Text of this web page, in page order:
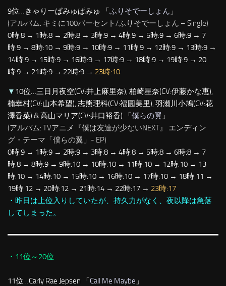
9位…きゃりーぱみゅぱみゅ 「ふりそでーしょん 」
(アルバム: キミに100パーセント/ふりそでーしょん – Single)
0時:8 → 1時:8 → 2時:8 → 3時:9 → 4時:9 → 5時:9 → 6時:9 → 7
時:9 → 8時:10 → 9時:9 → 10時:9 → 11時:9 → 12時:9 → 13時:9 →
14時:9 → 15時:9 → 16時:9 → 17時:9 → 18時:9 → 19時:9 → 20
時:9 → 21時:9 → 22時:9 → 23時:10
▼ 10位…三日月夜空(CV:井上麻里奈), 柏崎星奈(CV:伊藤かな恵),
楠幸村(CV:山本希望), 志熊理科(CV:福圓美里), 羽瀬川小鳩(CV:花
澤香菜) & 高山マリア(CV:井口裕香) 「僕らの翼 」
(アルバム: TVアニメ『僕は友達が少ないNEXT』 エンディン
グ・テーマ「僕らの翼」- EP)
0時:9 → 1時:9 → 2時:9 → 3時:8 → 4時:8 → 5時:8 → 6時:8 → 7
時:8 → 8時:9 → 9時:10 → 10時:10 → 11時:10 → 12時:10 → 13
時:10 → 14時:10 → 15時:10 → 16時:10 → 17時:10 → 18時:11 →
19時:12 → 20時:12 → 21時:14 → 22時:17 → 23時:17
・昨日は上位入りしていたが、持久力がなく、夜以降は急落
してしまった。
・11位～20位
11位…Carly Rae Jepsen 「Call Me Maybe 」